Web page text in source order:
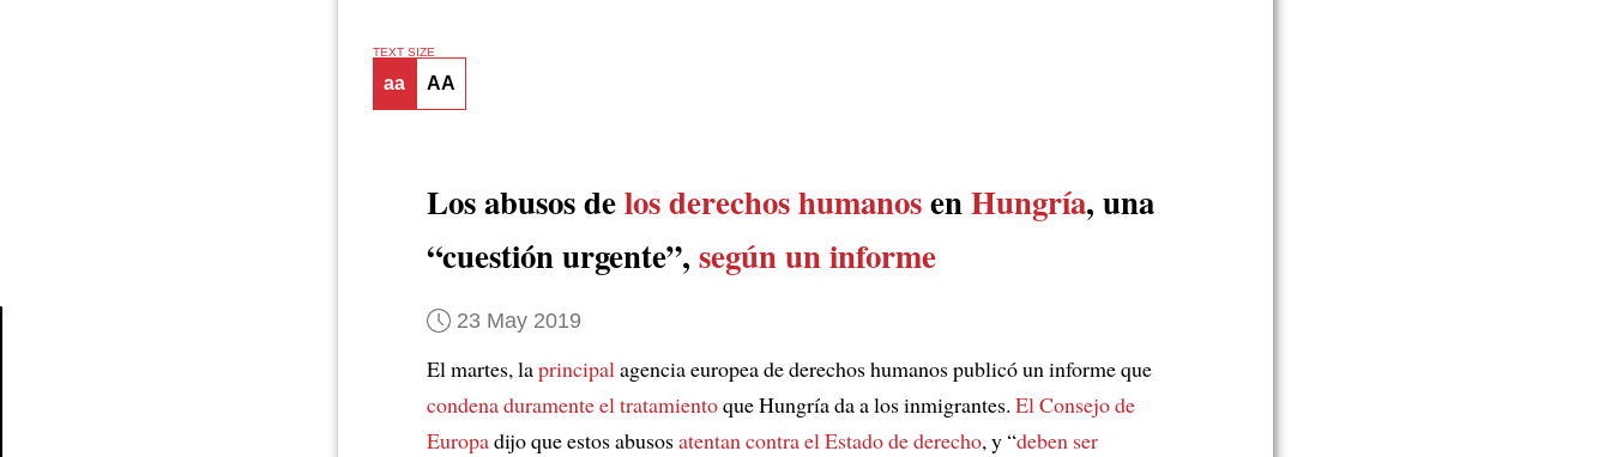
TEXT SIZE
aa AA
Los abusos delos derechos humanosenHungría, una
“cuestión urgente”, según un informe
23 May 2019
El martes, laprincipalagencia europea de derechos humanos publicó un informe que
condena duramenteel tratamientoque Hungría da a los inmigrantes. El Consejo de
Europadijo que estos abusosatentan contrael Estado de derecho, y “deben ser